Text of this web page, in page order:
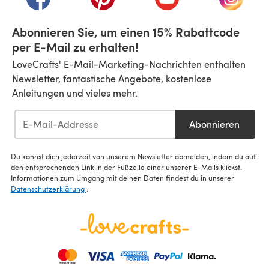
Abonnieren Sie, um einen 15% Rabattcode
per E-Mail zu erhalten!
LoveCrafts' E-Mail-Marketing-Nachrichten enthalten
Newsletter, fantastische Angebote, kostenlose
Anleitungen und vieles mehr.
Abonnieren
Du kannst dich jederzeit von unserem Newsletter abmelden, indem du auf
den entsprechenden Link in der Fußzeile einer unserer E-Mails klickst.
Informationen zum Umgang mit deinen Daten findest du in unserer
Datenschutzerklärung